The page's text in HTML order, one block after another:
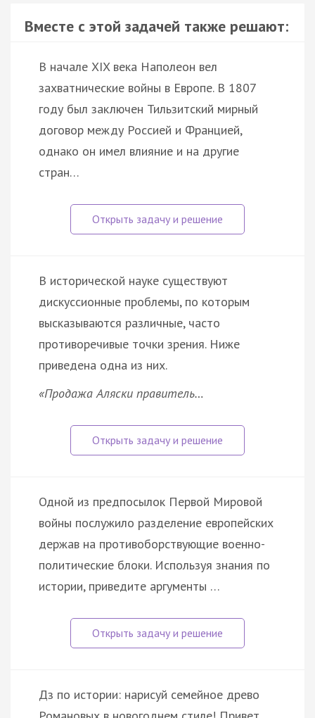
Вместе с этой задачей также решают:
В начале XIX века Наполеон вел
захватнические войны в Европе. В 1807
году был заключен Тильзитский мирный
договор между Россией и Францией,
однако он имел влияние и на другие
стран…
В исторической науке существуют
дискуссионные проблемы, по которым
высказываются различные, часто
противоречивые точки зрения. Ниже
приведена одна из них.
«Продажа Аляски правитель…
Одной из предпосылок Первой Мировой
войны послужило разделение европейских
держав на противоборствующие военно-
политические блоки. Используя знания по
истории, приведите аргументы …
Дз по истории: нарисуй семейное древо